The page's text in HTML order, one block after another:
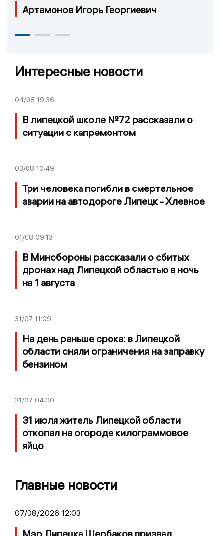
Артамонов Игорь Георгиевич
Интересные новости
04/08 19:36
В липецкой школе №72 рассказали о
ситуации с капремонтом
03/08 10:49
Три человека погибли в смертельное
аварии на автодороге Липецк - Хлевное
01/08 09:13
В Минобороны рассказали о сбитых
дронах над Липецкой областью в ночь
на 1 августа
31/07 11:09
На день раньше срока: в Липецкой
области сняли ограничения на заправку
бензином
31/07 04:00
31 июля житель Липецкой области
откопал на огороде килограммовое
яйцо
Главные новости
07/08/2026 12:03
Мэр Липецка Щербаков призвал